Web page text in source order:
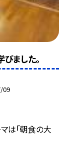
ました。
09
は「朝食の大